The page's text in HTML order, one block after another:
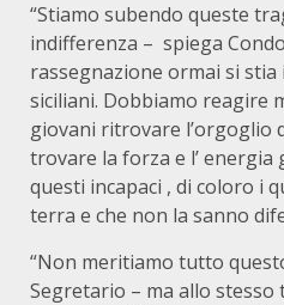
“Stiamo subendo queste
indifferenza – spiega
rassegnazione ormai si
siciliani. Dobbiamo reagire
giovani ritrovare l’orgoglio
trovare la forza e l’
questi incapaci , di coloro i
terra e che non la sanno
“Non meritiamo tutto
Segretario – ma allo